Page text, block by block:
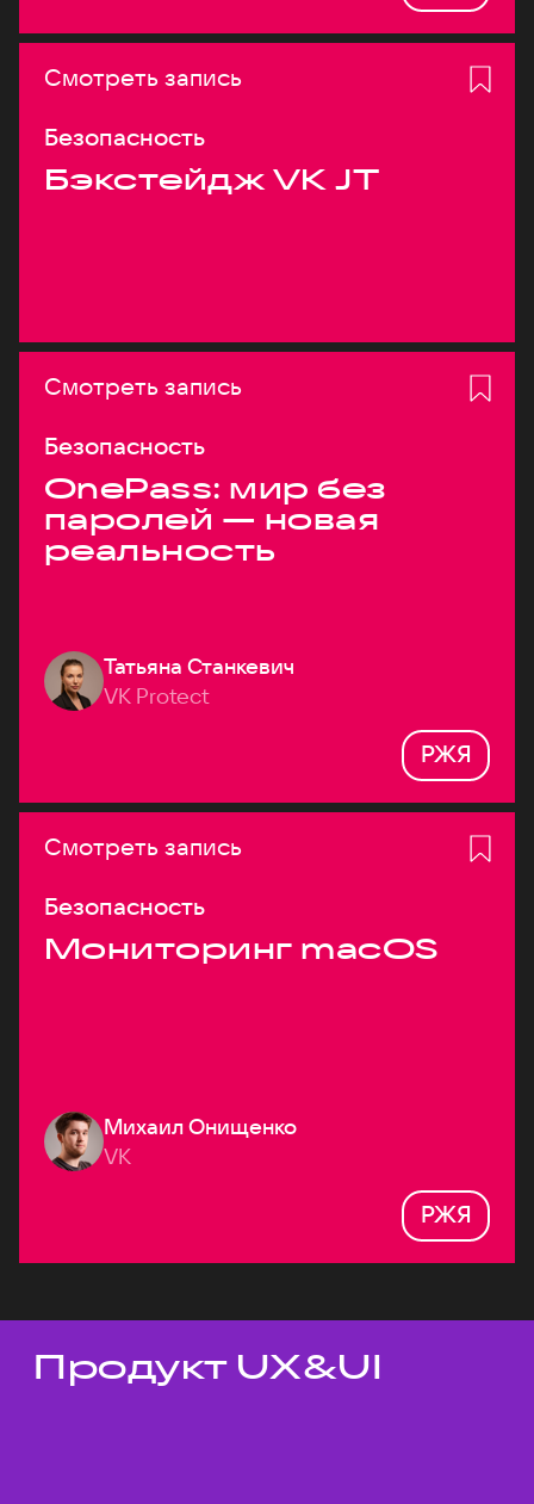
Смотреть запись
Безопасность
Бэкстейдж VK JT
Смотреть запись
Безопасность
OnePass: мир без
паролей — новая
реальность
Татьяна Станкевич
VK Protect
РЖЯ
Смотреть запись
Безопасность
Мониторинг macOS
Михаил Онищенко
VK
РЖЯ
Темы докладов
Продукт UX&UI